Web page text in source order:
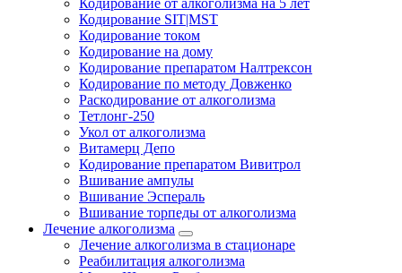
Кодирование от алкоголизма на 5 лет
Кодирование SIT|MST
Кодирование током
Кодирование на дому
Кодирование препаратом Налтрексон
Кодирование по методу Довженко
Раскодирование от алкоголизма
Тетлонг-250
Укол от алкоголизма
Витамерц Депо
Кодирование препаратом Вивитрол
Вшивание ампулы
Вшивание Эспераль
Вшивание торпеды от алкоголизма
Лечение алкоголизма
Лечение алкоголизма в стационаре
Реабилитация алкоголизма